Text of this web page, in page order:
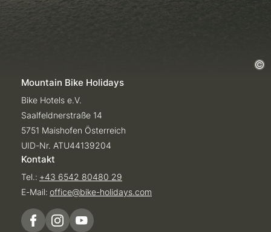
Mountain Bike Holidays
Bike Hotels e.V.
Saalfeldnerstraße 14
5751 Maishofen Österreich
UID-Nr. ATU44139204
Kontakt
Tel.: +43 6542 80480 29
E-Mail: office@bike-holidays.com